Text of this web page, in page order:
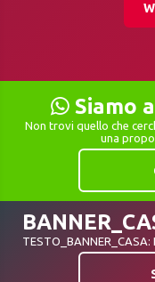
Siamo
Non trovi quello che
una
TESTO_BANNER_CASA: